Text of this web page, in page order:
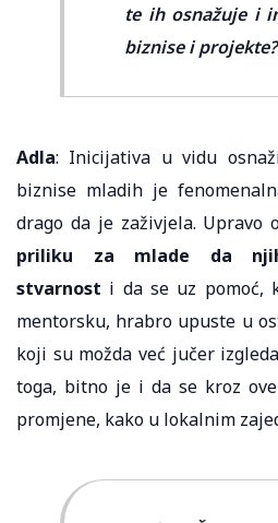
te ih osnažuje i
biznise i projekte?
Adla: Inicijativa u vidu
biznise mladih je
drago da je zaživjela. Upravo
priliku za mlade da
stvarnost i da se uz pomoć,
mentorsku, hrabro upuste u
koji su možda već jučer
toga, bitno je i da se kroz
promjene, kako u lokalnim